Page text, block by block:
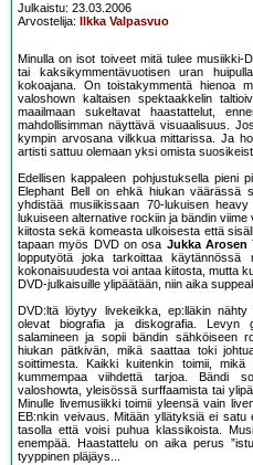
Julkaistu: 23.03.2006
Arvostelija:
Ilkka Valpasvuo
Minulla on isot toiveet mitä tulee musiikki-
tai kaksikymmentävuotisen uran
kokoajana. On toistakymmentä hienoa
valoshown kaltaisen spektaakkelin
maailmaan sukeltavat haastattelut,
mahdollisimman näyttävä visuaalisuus.
kympin arvosana vilkkua mittarissa. Ja
artisti sattuu olemaan yksi omista
Edellisen kappaleen pohjustuksella pieni
Elephant Bell on ehkä hiukan väärässä
yhdistää musiikissaan 70-lukuisen
lukuiseen alternative rockiin ja bändin viime
kiitosta sekä komeasta ulkoisesta että
tapaan myös DVD on osa Jukka Arosen
lopputyötä joka tarkoittaa käytännössä
kokonaisuudesta voi antaa kiitosta, mutta
DVD-julkaisuille ylipäätään, niin aika
DVD:ltä löytyy livekeikka, ep:lläkin
olevat biografia ja diskografia. Levyn
salamineen ja sopii bändin sähköiseen
hiukan pätkivän, mikä saattaa toki
soittimesta. Kaikki kuitenkin toimii,
kummempaa viihdettä tarjoa. Bändi
valoshowta, yleisössä surffaamista tai
Minulle livemusiikki toimii yleensä vain
EB:nkin veivaus. Mitään yllätyksiä ei
tasolla että voisi puhua klassikoista.
enempää. Haastattelu on aika perus
tyyppinen pläjäys...